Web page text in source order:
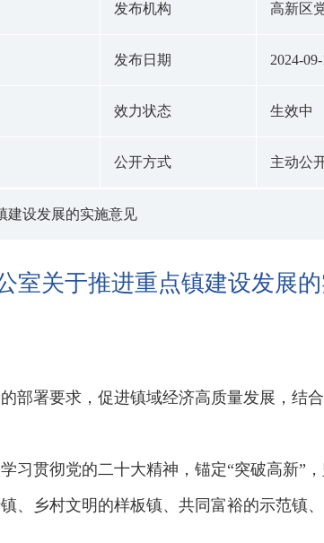
发布机构 高新区
发布日期 2024-
效力状态 生效中
公开方式 主动公
建设发展的实施意见
室关于推进重点镇建设发展
部署要求，促进镇域经济高质量发展，结
习贯彻党的二十大精神，锚定“突破高新”
、乡村文明的样板镇、共同富裕的示范镇